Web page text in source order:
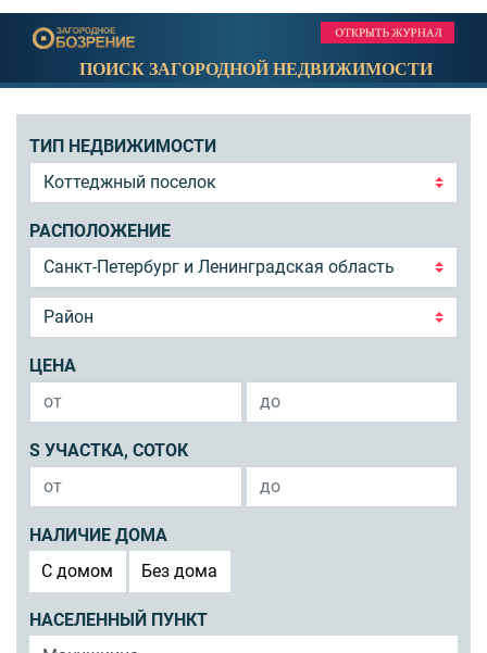
ПОИСК ЗАГОРОДНОЙ НЕДВИЖИМОСТИ
ТИП НЕДВИЖИМОСТИ
РАСПОЛОЖЕНИЕ
ЦЕНА
S УЧАСТКА, СОТОК
НАЛИЧИЕ ДОМА
C домом
Без дома
НАСЕЛЕННЫЙ ПУНКТ